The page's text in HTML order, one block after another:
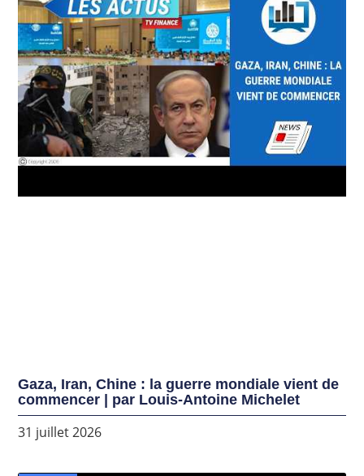
Gaza, Iran, Chine : la guerre mondiale vient de
commencer | par Louis-Antoine Michelet
31 juillet 2026